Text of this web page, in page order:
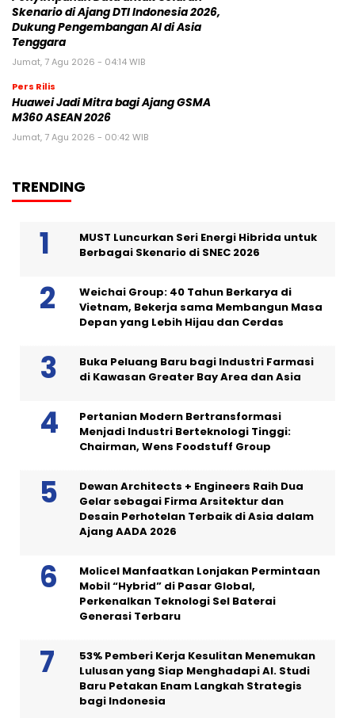
Skenario di Ajang DTI Indonesia 2026,
Dukung Pengembangan AI di Asia
Tenggara
Jumat, 7 Agu 2026 - 04:14 WIB
Pers Rilis
Huawei Jadi Mitra bagi Ajang GSMA
M360 ASEAN 2026
Jumat, 7 Agu 2026 - 00:42 WIB
TRENDING
MUST Luncurkan Seri Energi Hibrida untuk
Berbagai Skenario di SNEC 2026
Weichai Group: 40 Tahun Berkarya di
Vietnam, Bekerja sama Membangun Masa
Depan yang Lebih Hijau dan Cerdas
Buka Peluang Baru bagi Industri Farmasi
di Kawasan Greater Bay Area dan Asia
Pertanian Modern Bertransformasi
Menjadi Industri Berteknologi Tinggi:
Chairman, Wens Foodstuff Group
Dewan Architects + Engineers Raih Dua
Gelar sebagai Firma Arsitektur dan
Desain Perhotelan Terbaik di Asia dalam
Ajang AADA 2026
Molicel Manfaatkan Lonjakan Permintaan
Mobil “Hybrid” di Pasar Global,
Perkenalkan Teknologi Sel Baterai
Generasi Terbaru
53% Pemberi Kerja Kesulitan Menemukan
Lulusan yang Siap Menghadapi AI. Studi
Baru Petakan Enam Langkah Strategis
bagi Indonesia